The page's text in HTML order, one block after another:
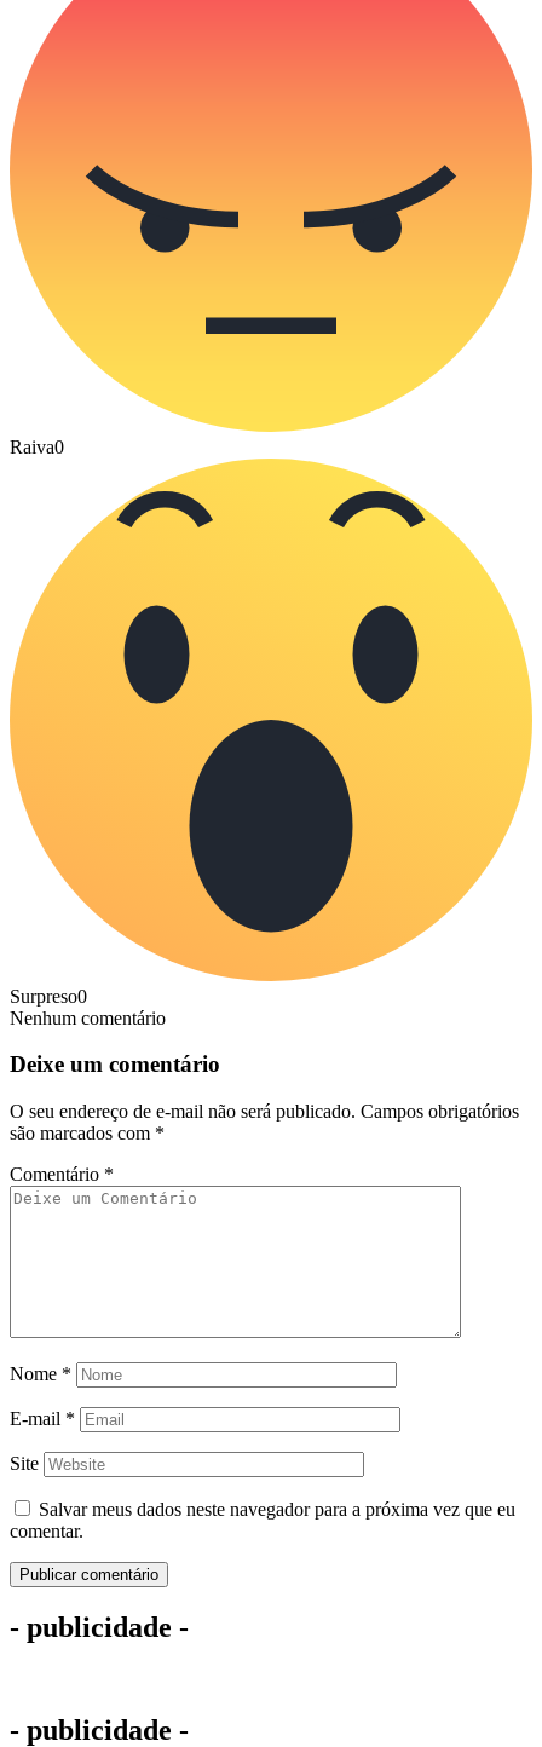
Raiva0
Surpreso0
Nenhum comentário
Deixe um comentário
O seu endereço de e-mail não será publicado. Campos obrigatórios
são marcados com *
Comentário *
Nome *
E-mail *
Site
Salvar meus dados neste navegador para a próxima vez que eu
comentar.
- publicidade -
- publicidade -